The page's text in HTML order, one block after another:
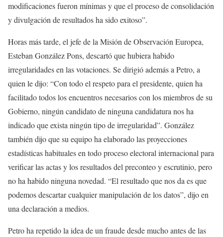
modificaciones fueron mínimas y que el proceso de consolidación
y divulgación de resultados ha sido exitoso”.
Horas más tarde, el jefe de la Misión de Observación Europea,
Esteban González Pons, descartó que hubiera habido
irregularidades en las votaciones. Se dirigió además a Petro, a
quien le dijo: “Con todo el respeto para el presidente, quien ha
facilitado todos los encuentros necesarios con los miembros de su
Gobierno, ningún candidato de ninguna candidatura nos ha
indicado que exista ningún tipo de irregularidad”. González
también dijo que su equipo ha elaborado las proyecciones
estadísticas habituales en todo proceso electoral internacional para
verificar las actas y los resultados del preconteo y escrutinio, pero
no ha habido ninguna novedad. “El resultado que nos da es que
podemos descartar cualquier manipulación de los datos”, dijo en
una declaración a medios.
Petro ha repetido la idea de un fraude desde mucho antes de las